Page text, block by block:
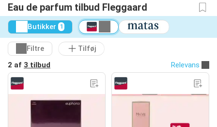
Eau de parfum tilbud Fleggaard
Butikker 1
Filtre
Tilføj
2 af 3 tilbud Relevans